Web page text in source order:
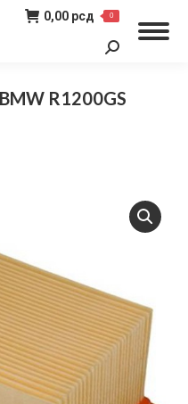
0,00 рсд 0
Search:
R1200GS